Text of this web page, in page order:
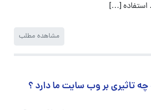
مشاهده مطلب
تاثیری بر وب سایت ما دارد ؟